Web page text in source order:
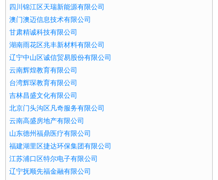
四川锦江区天瑞新能源有限公司
澳门澳迈信息技术有限公司
甘肃精诚科技有限公司
湖南雨花区兆丰新材料有限公司
辽宁中山区诚信贸易股份有限公司
云南辉煌教育有限公司
台湾辉琛教育有限公司
吉林昌盛文化有限公司
北京门头沟区凡奇服务有限公司
云南高盛房地产有限公司
山东德州福鼎医疗有限公司
福建湖里区捷达环保集团有限公司
江苏浦口区特尔电子有限公司
辽宁抚顺先福金融有限公司